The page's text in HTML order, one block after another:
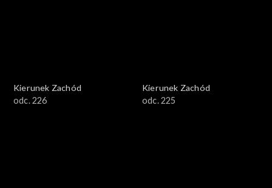
Kierunek Zachód
odc. 226
Kierunek Zachód
odc. 225